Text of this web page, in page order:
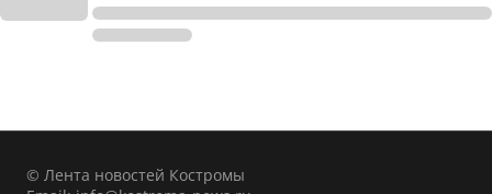
© Лента новостей Костромы